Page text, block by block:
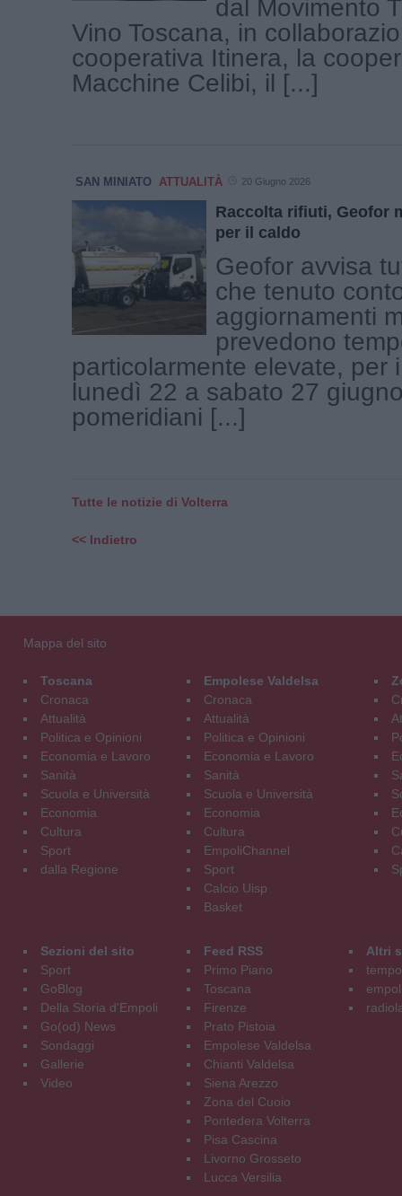
dal Movimento
Vino Toscana, in
cooperativa Itinera, la
Macchine Celibi, il [...]
SAN MINIATO ATTUALITÀ 20 Giugno 2026
Raccolta rifiuti, Geofor
per il caldo
Geofor avvisa
che tenuto
aggiornamenti
prevedono
particolarmente elevate, per
lunedì 22 a sabato 27
pomeridiani [...]
Tutte le notizie di Volterra
<< Indietro
Mappa del sito
Toscana
Cronaca
Attualità
Politica e Opinioni
Economia e Lavoro
Sanità
Scuola e Università
Economia
Cultura
Sport
dalla Regione
Empolese Valdelsa
Cronaca
Attualità
Politica e Opinioni
Economia e Lavoro
Sanità
Scuola e Università
Economia
Cultura
EmpoliChannel
Sport
Calcio Uisp
Basket
Sezioni del sito
Sport
GoBlog
Della Storia d'Empoli
Go(od) News
Sondaggi
Gallerie
Video
Feed RSS
Primo Piano
Toscana
Firenze
Prato Pistoia
Empolese Valdelsa
Chianti Valdelsa
Siena Arezzo
Zona del Cuoio
Pontedera Volterra
Pisa Cascina
Livorno Grosseto
Lucca Versilia
Altri